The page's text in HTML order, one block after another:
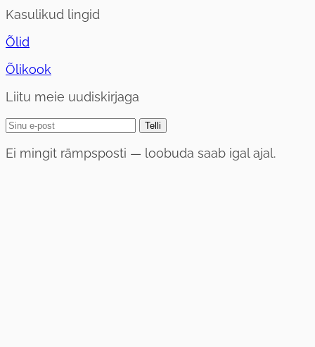
Kasulikud lingid
Õlid
Õlikook
Liitu meie uudiskirjaga
Telli
Ei mingit rämpsposti — loobuda saab igal ajal.